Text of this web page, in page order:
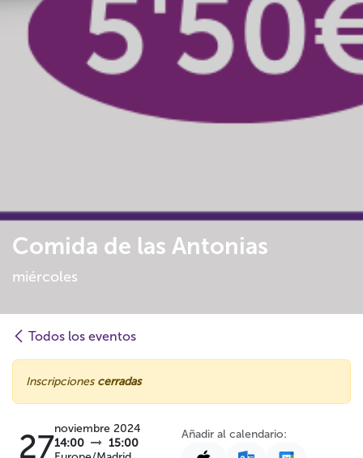
Comida de las Antonias
miércoles
Todos los eventos
Inscripciones cerradas
27noviembre 2024
14:00
15:00
Añadir al calendario: